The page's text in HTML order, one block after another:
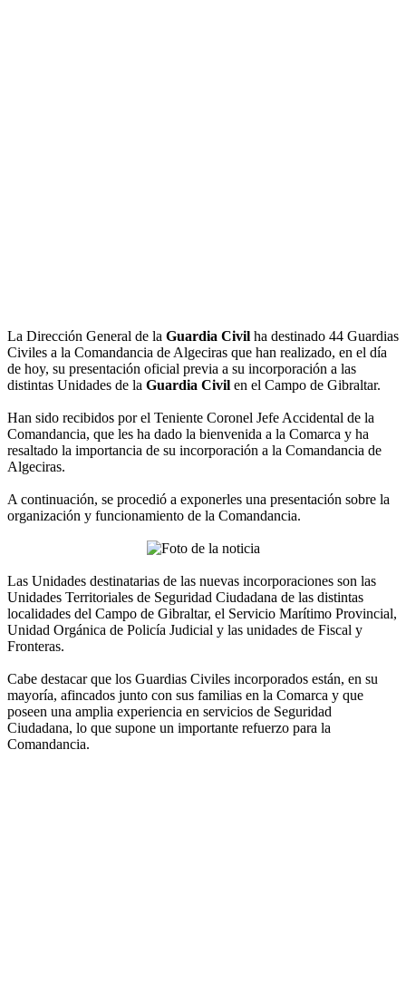
La Dirección General de la Guardia Civil ha destinado 44 Guardias
Civiles a la Comandancia de Algeciras que han realizado, en el día
de hoy, su presentación oficial previa a su incorporación a las
distintas Unidades de la Guardia Civil en el Campo de Gibraltar.
Han sido recibidos por el Teniente Coronel Jefe Accidental de la
Comandancia, que les ha dado la bienvenida a la Comarca y ha
resaltado la importancia de su incorporación a la Comandancia de
Algeciras.
A continuación, se procedió a exponerles una presentación sobre la
organización y funcionamiento de la Comandancia.
Las Unidades destinatarias de las nuevas incorporaciones son las
Unidades Territoriales de Seguridad Ciudadana de las distintas
localidades del Campo de Gibraltar, el Servicio Marítimo Provincial,
Unidad Orgánica de Policía Judicial y las unidades de Fiscal y
Fronteras.
Cabe destacar que los Guardias Civiles incorporados están, en su
mayoría, afincados junto con sus familias en la Comarca y que
poseen una amplia experiencia en servicios de Seguridad
Ciudadana, lo que supone un importante refuerzo para la
Comandancia.